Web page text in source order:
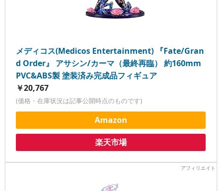
メディコス(Medicos Entertainment) 『Fate/Gran
d Order』 アサシン/カーマ（最終再臨） 約160mm
PVC&ABS製 塗装済み完成品フィギュア
￥20,767
(価格・在庫状況は記事公開時点のものです)
Amazon
楽天市場